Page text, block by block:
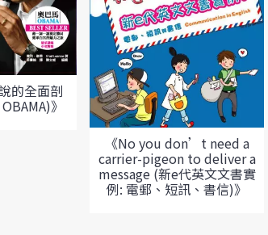
的全面剖
》
《No you don’t need a
carrier-pigeon to deliver a
message (新e代英文文書實
例: 電郵、短訊、書信)》